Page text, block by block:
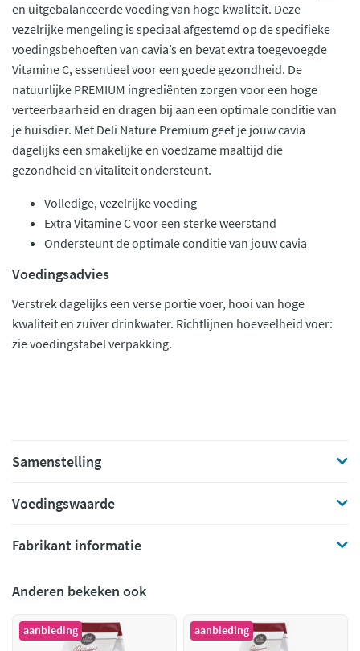
en uitgebalanceerde voeding van hoge kwaliteit. Deze
vezelrijke mengeling is speciaal afgestemd op de specifieke
voedingsbehoeften van cavia’s en bevat extra toegevoegde
Vitamine C, essentieel voor een goede gezondheid. De
natuurlijke PREMIUM ingrediënten zorgen voor een hoge
verteerbaarheid en dragen bij aan een optimale conditie van
je huisdier. Met Deli Nature Premium geef je jouw cavia
dagelijks een smakelijke en voedzame maaltijd die
gezondheid en vitaliteit ondersteunt.
Volledige, vezelrijke voeding
Extra Vitamine C voor een sterke weerstand
Ondersteunt de optimale conditie van jouw cavia
Voedingsadvies
Verstrek dagelijks een verse portie voer, hooi van hoge
kwaliteit en zuiver drinkwater. Richtlijnen hoeveelheid voer:
zie voedingstabel verpakking.
Samenstelling
Voedingswaarde
Fabrikant informatie
Anderen bekeken ook
aanbieding aanbieding